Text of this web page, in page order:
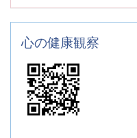
心の健康観察